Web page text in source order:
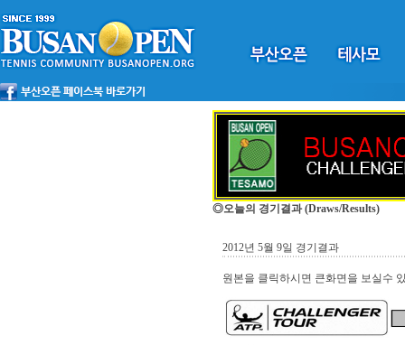
◎오늘의 경기결과 (Draws/Results)
2012년 5월 9일 경기결과
원본을 클릭하시면 큰화면을 보실수